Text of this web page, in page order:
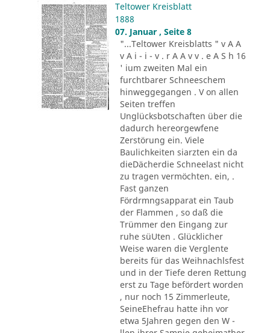
Teltower Kreisblatt
1888
07. Januar , Seite 8
"...Teltower Kreisblatts " v A A
v A i - i - v . r A A v v . e A S h 16
' ium zweiten Mal ein
furchtbarer Schneeschem
hinweggegangen . V on allen
Seiten treffen
Unglücksbotschaften über die
dadurch hereorgewfene
Zerstörung ein. Viele
Baulichkeiten siarzten ein da
dieDächerdie Schneelast nicht
zu tragen vermöchten. ein, .
Fast ganzen
Fördrmngsapparat ein Taub
der Flammen , so daß die
Trümmer den Eingang zur
ruhe süUten . Glücklicher
Weise waren die Verglente
bereits für das Weihnachlsfest
und in der Tiefe deren Rettung
erst zu Tage befördert worden
, nur noch 15 Zimmerleute,
SeineEhefrau hatte ihn vor
etwa 5Jahren gegen den W -